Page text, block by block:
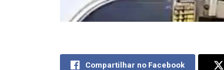
Compartilhar no Facebook